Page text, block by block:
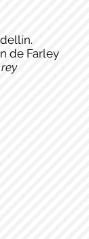
de Farley